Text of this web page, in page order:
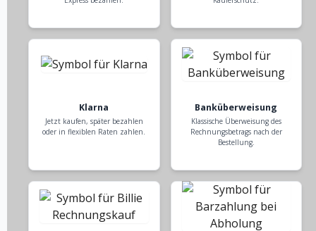
Klarna
Jetzt kaufen, später bezahlen
oder in flexiblen Raten zahlen.
Banküberweisung
Klassische Überweisung des
Rechnungsbetrags nach der
Bestellung.